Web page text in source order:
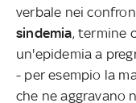
verbale nei
sindemia, termine
un'epidemia a
- per esempio la
che ne aggravano